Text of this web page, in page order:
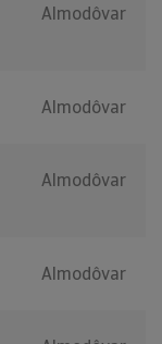
Almodôvar
Almodôvar
Almodôvar
Almodôvar